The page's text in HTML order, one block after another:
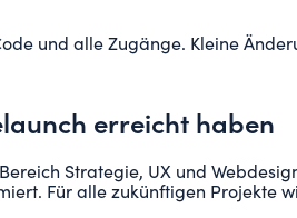
und alle Zugänge. Kleine
erreicht haben
Strategie, UX und
Für alle zukünftigen Projekte